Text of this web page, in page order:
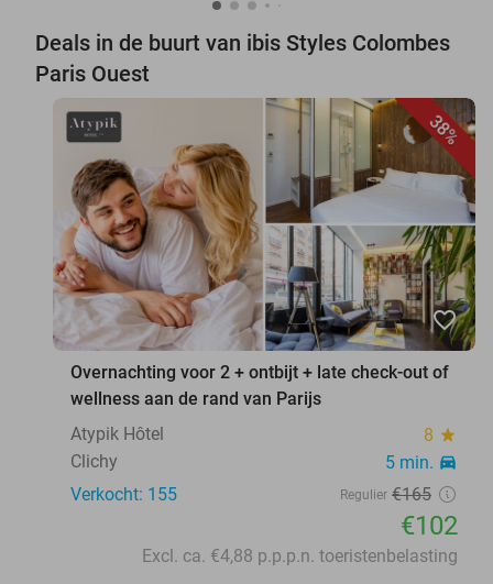
Deals in de buurt van ibis Styles Colombes
Paris Ouest
38%
favorite_border
Overnachting voor 2 + ontbijt + late check-out of
wellness aan de rand van Parijs
Atypik Hôtel
8 star
Clichy 5 min. directions_car
Verkocht: 155 Regulier €165
€102
Excl. ca. €4,88 p.p.p.n. toeristenbelasting